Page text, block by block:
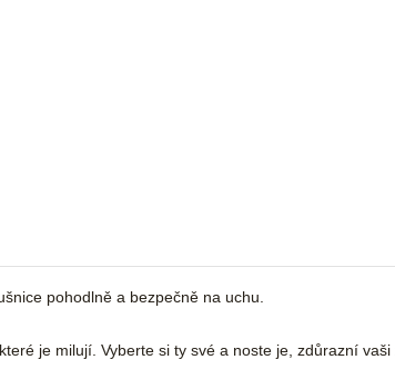
pohodlně a bezpečně na uchu.
je milují. Vyberte si ty své a noste je, zdůrazní vaši